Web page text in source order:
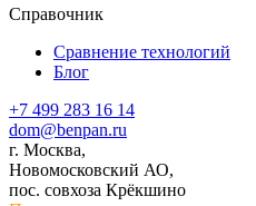
Справочник
Сравнение технологий
Блог
+7 499 283 16 14
dom@benpan.ru
г. Москва,
Новомосковский АО,
пос. совхоза Крёкшино